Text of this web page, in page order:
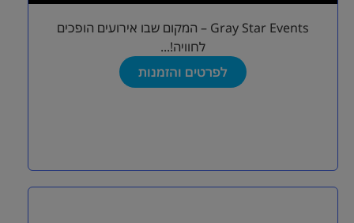
Gray Star Events – המקום שבו אירועים הופכים
לחוויה!...
לפרטים והזמנות